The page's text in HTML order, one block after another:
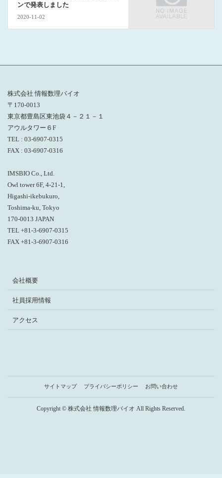
ンで発表しました
2020-11-02
株式会社 情報数理バイオ
〒170-0013
東京都豊島区東池袋４－２１－１
アウルタワー６F
TEL : 03-6907-0315
FAX : 03-6907-0316
IMSBIO Co., Ltd.
Owl tower 6F, 4-21-1,
Higashi-ikebukuro,
Toshima-ku, Tokyo
170-0013 JAPAN
TEL +81-3-6907-0315
FAX +81-3-6907-0316
会社概要
社員採用情報
アクセス
サイトマップ プライバシーポリシー お問い合わせ
Copyright © 株式会社 情報数理バイオ All Rights Reserved.